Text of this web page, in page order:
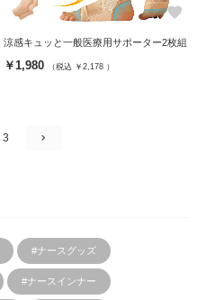
favorite
涼感キュッと一般医療用サポーター2枚組
￥1,980 （税込 ￥2,178 ）
3
#ナースグッズ
#ナースインナー